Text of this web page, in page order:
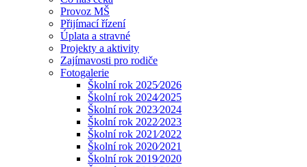
Provoz MŠ
Přijímací řízení
Úplata a stravné
Projekty a aktivity
Zajímavosti pro rodiče
Fotogalerie
Školní rok 2025⁄2026
Školní rok 2024⁄2025
Školní rok 2023⁄2024
Školní rok 2022⁄2023
Školní rok 2021⁄2022
Školní rok 2020⁄2021
Školní rok 2019⁄2020